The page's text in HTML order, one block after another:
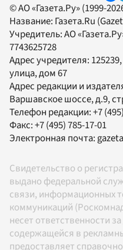
© АО «Газета.Ру» (1999-
Название: Газета.Ru
Учредитель:АО
7743625728
Адрес учредителя:
улица, дом 67
Адрес редакции и
Варшавское шоссе, д.9,
Телефон редакции:+7
Факс:+7 (495) 785-17-01
Электронная почта:
Свидетельство о
выдано федеральной
связи, информационных
коммуникаций
несет ответственности
содержащейся в
предоставляет